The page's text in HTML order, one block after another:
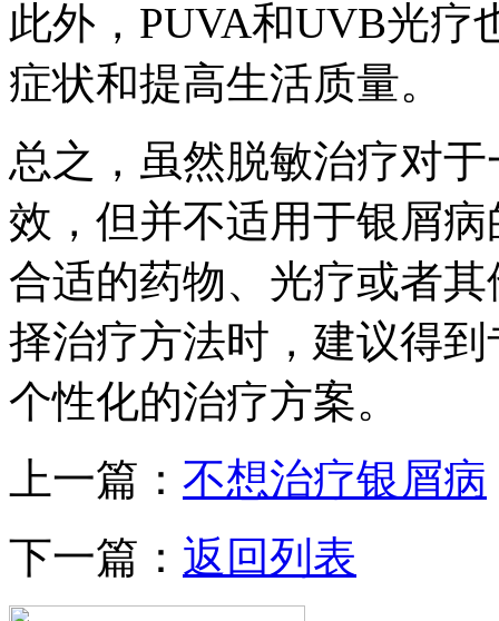
此外，PUVA和UVB光疗
症状和提高生活质量。
总之，虽然脱敏治疗对
效，但并不适用于银屑
合适的药物、光疗或者
择治疗方法时，建议得
个性化的治疗方案。
上一篇： 不想治疗银屑病
下一篇： 返回列表